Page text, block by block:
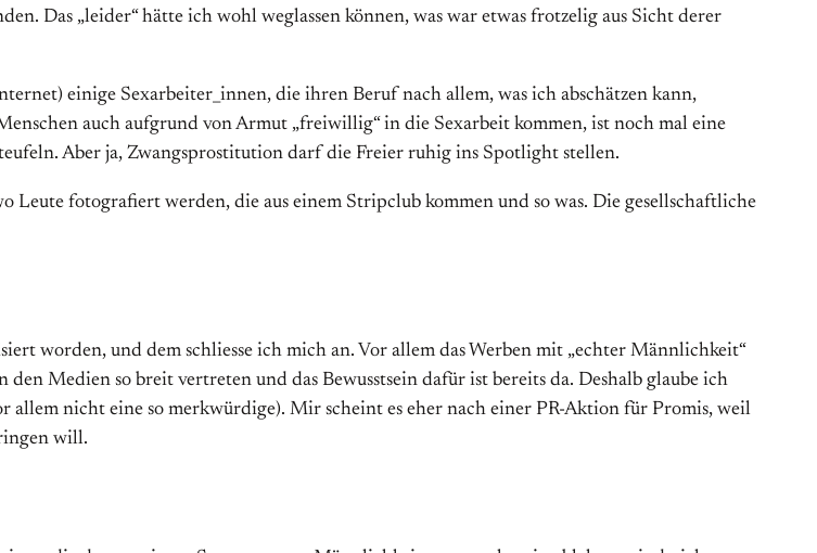
Das „leider“ hätte ich wohl weglassen können, was war etwas frotzelig aus Sicht derer
einige Sexarbeiter_innen, die ihren Beruf nach allem, was ich abschätzen kann,
auch aufgrund von Armut „freiwillig“ in die Sexarbeit kommen, ist noch mal eine
Aber ja, Zwangsprostitution darf die Freier ruhig ins Spotlight stellen.
Leute fotografiert werden, die aus einem Stripclub kommen und so was. Die gesellschaftliche
worden, und dem schliesse ich mich an. Vor allem das Werben mit „echter Männlichkeit“
Medien so breit vertreten und das Bewusstsein dafür ist bereits da. Deshalb glaube ich
allem nicht eine so merkwürdige). Mir scheint es eher nach einer PR-Aktion für Promis, weil
will.